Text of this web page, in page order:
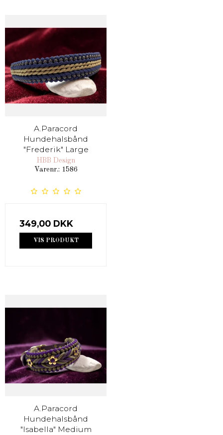
A.Paracord
Hundehalsbånd
"Frederik" Large
HBB Design
Varenr.: 1586
349,00 DKK
VIS PRODUKT
A.Paracord
Hundehalsbånd
"Isabella" Medium